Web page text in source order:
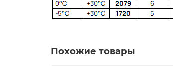
Похожие товары